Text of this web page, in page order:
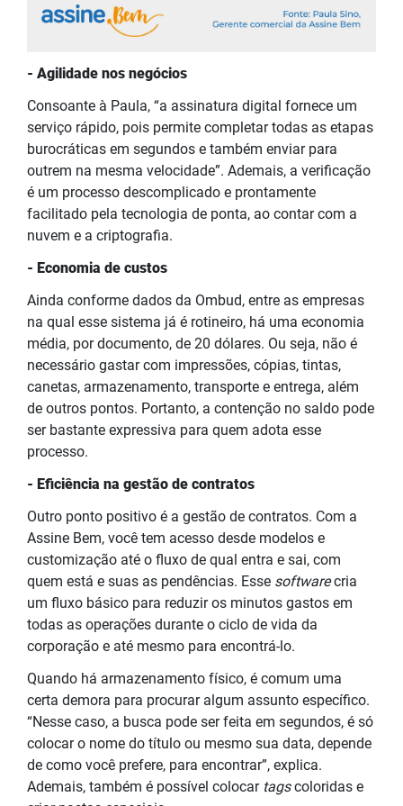
- Agilidade nos negócios
Consoante à Paula, “a assinatura digital fornece um
serviço rápido, pois permite completar todas as etapas
burocráticas em segundos e também enviar para
outrem na mesma velocidade”. Ademais, a verificação
é um processo descomplicado e prontamente
facilitado pela tecnologia de ponta, ao contar com a
nuvem e a criptografia.
- Economia de custos
Ainda conforme dados da Ombud, entre as empresas
na qual esse sistema já é rotineiro, há uma economia
média, por documento, de 20 dólares. Ou seja, não é
necessário gastar com impressões, cópias, tintas,
canetas, armazenamento, transporte e entrega, além
de outros pontos. Portanto, a contenção no saldo pode
ser bastante expressiva para quem adota esse
processo.
- Eficiência na gestão de contratos
Outro ponto positivo é a gestão de contratos. Com a
Assine Bem, você tem acesso desde modelos e
customização até o fluxo de qual entra e sai, com
quem está e suas as pendências. Esse softwarecria
um fluxo básico para reduzir os minutos gastos em
todas as operações durante o ciclo de vida da
corporação e até mesmo para encontrá-lo.
Quando há armazenamento físico, é comum uma
certa demora para procurar algum assunto específico.
“Nesse caso, a busca pode ser feita em segundos, é só
colocar o nome do título ou mesmo sua data, depende
de como você prefere, para encontrar”, explica.
Ademais, também é possível colocar tagscoloridas e